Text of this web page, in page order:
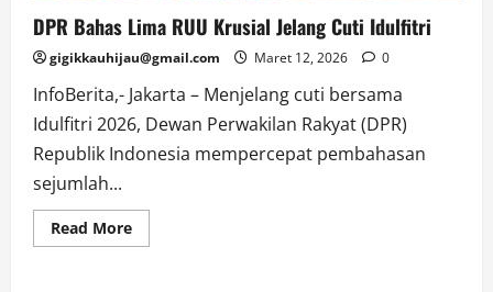
DPR Bahas Lima RUU Krusial Jelang Cuti Idulfitri
gigikkauhijau@gmail.com Maret 12, 2026 0
InfoBerita,- Jakarta – Menjelang cuti bersama
Idulfitri 2026, Dewan Perwakilan Rakyat (DPR)
Republik Indonesia mempercepat pembahasan
sejumlah...
Read MoreRead
more